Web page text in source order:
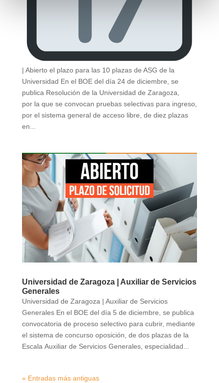
| Abierto el plazo para las 10 plazas de ASG de la
Universidad En el BOE del día 24 de diciembre, se
publica Resolución de la Universidad de Zaragoza,
por la que se convocan pruebas selectivas para ingreso,
por el sistema general de acceso libre, de diez plazas
en...
Universidad de Zaragoza | Auxiliar de Servicios
Generales
Universidad de Zaragoza | Auxiliar de Servicios
Generales En el BOE del día 5 de diciembre, se publica
convocatoria de proceso selectivo para cubrir, mediante
el sistema de concurso oposición, de dos plazas de la
Escala Auxiliar de Servicios Generales, especialidad...
« Entradas más antiguas